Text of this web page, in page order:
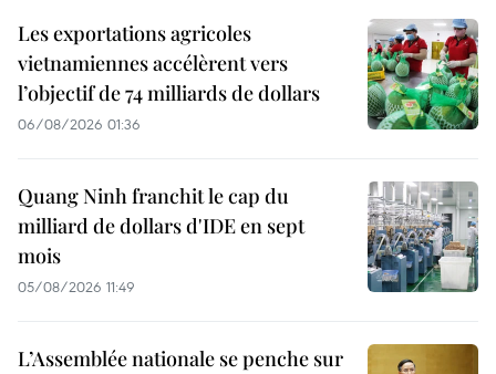
Les exportations agricoles
vietnamiennes accélèrent vers
l’objectif de 74 milliards de dollars
06/08/2026 01:36
Quang Ninh franchit le cap du
milliard de dollars d'IDE en sept
mois
05/08/2026 11:49
L’Assemblée nationale se penche sur